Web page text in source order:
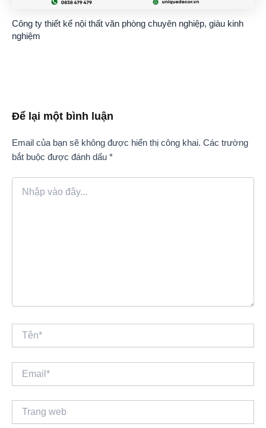
Công ty thiết kế nội thất văn phòng chuyên nghiệp, giàu kinh
nghiệm
Để lại một bình luận
Email của bạn sẽ không được hiển thị công khai. Các trường
bắt buộc được đánh dấu *
vào
Trang
web